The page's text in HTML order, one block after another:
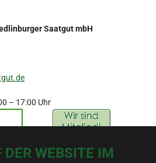
DER WEBSITE IM
Saatgut mbH
– 17:00 Uhr